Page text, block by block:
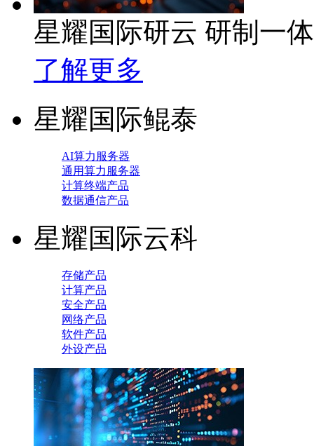
星耀国际研云 研制一
了解更多
星耀国际鲲泰
AI算力服务器
通用算力服务器
计算终端产品
数据通信产品
星耀国际云科
存储产品
计算产品
安全产品
网络产品
软件产品
外设产品